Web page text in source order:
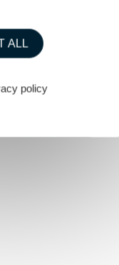
ALL
policy